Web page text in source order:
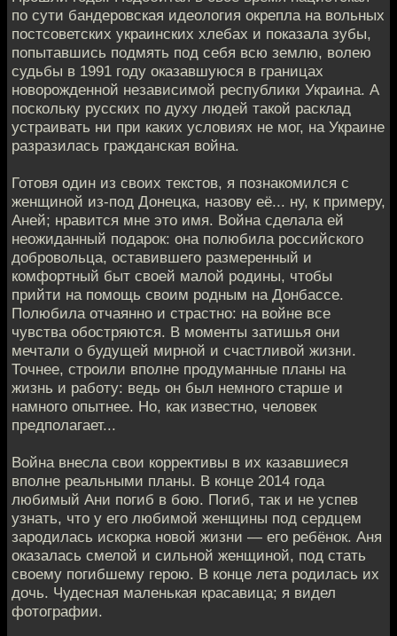
по сути бандеровская идеология окрепла на вольных
постсоветских украинских хлебах и показала зубы,
попытавшись подмять под себя всю землю, волею
судьбы в 1991 году оказавшуюся в границах
новорожденной независимой республики Украина. А
поскольку русских по духу людей такой расклад
устраивать ни при каких условиях не мог, на Украине
разразилась гражданская война.
Готовя один из своих текстов, я познакомился с
женщиной из-под Донецка, назову её... ну, к примеру,
Аней; нравится мне это имя. Война сделала ей
неожиданный подарок: она полюбила российского
добровольца, оставившего размеренный и
комфортный быт своей малой родины, чтобы
прийти на помощь своим родным на Донбассе.
Полюбила отчаянно и страстно: на войне все
чувства обостряются. В моменты затишья они
мечтали о будущей мирной и счастливой жизни.
Точнее, строили вполне продуманные планы на
жизнь и работу: ведь он был немного старше и
намного опытнее. Но, как известно, человек
предполагает...
Война внесла свои коррективы в их казавшиеся
вполне реальными планы. В конце 2014 года
любимый Ани погиб в бою. Погиб, так и не успев
узнать, что у его любимой женщины под сердцем
зародилась искорка новой жизни — его ребёнок. Аня
оказалась смелой и сильной женщиной, под стать
своему погибшему герою. В конце лета родилась их
дочь. Чудесная маленькая красавица; я видел
фотографии.